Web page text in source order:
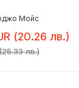
Мойс
(20.26 лв.)
лв.)